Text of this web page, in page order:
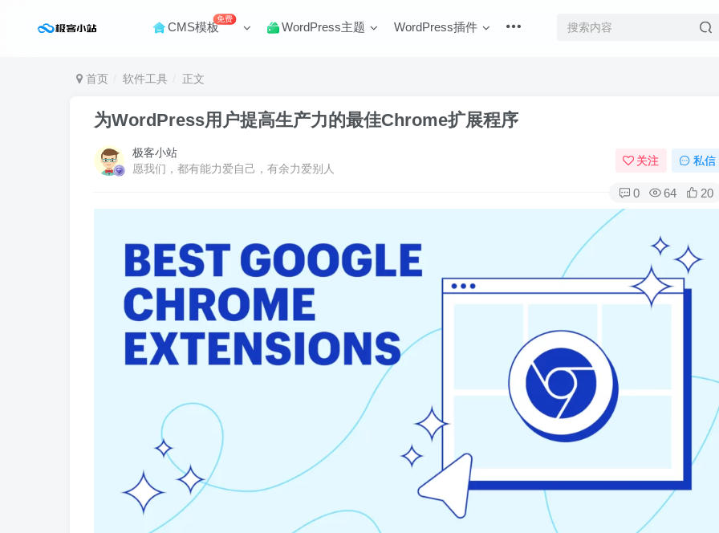
CMS模板
免费
WordPress主题 WordPress插件
首页 软件工具 正文
为WordPress用户提高生产力的最佳Chrome扩展程序
极客小站
愿我们，都有能力爱自己，有余力爱别人
关注 私信
0 64 20